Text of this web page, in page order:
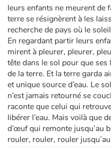
leurs enfants ne meurent de
terre se résignèrent à les
recherche de pays où le
En regardant partir leurs
mirent à pleurer, pleurer,
tête dans le sol pour que
de la terre. Et la terre garda
et unique source d’eau. Le
n’est jamais retourné se
raconte que celui qui
libérer l’eau. Mais voilà que
d’œuf qui remonte jusqu’au
rouler, rouler, rouler